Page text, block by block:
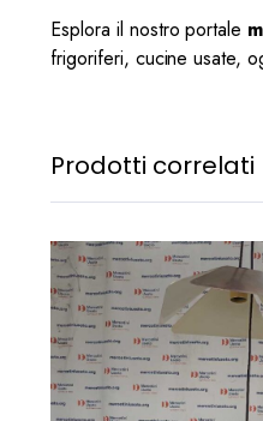
Esplora il nostro portale
frigoriferi, cucine usate,
Prodotti correlati